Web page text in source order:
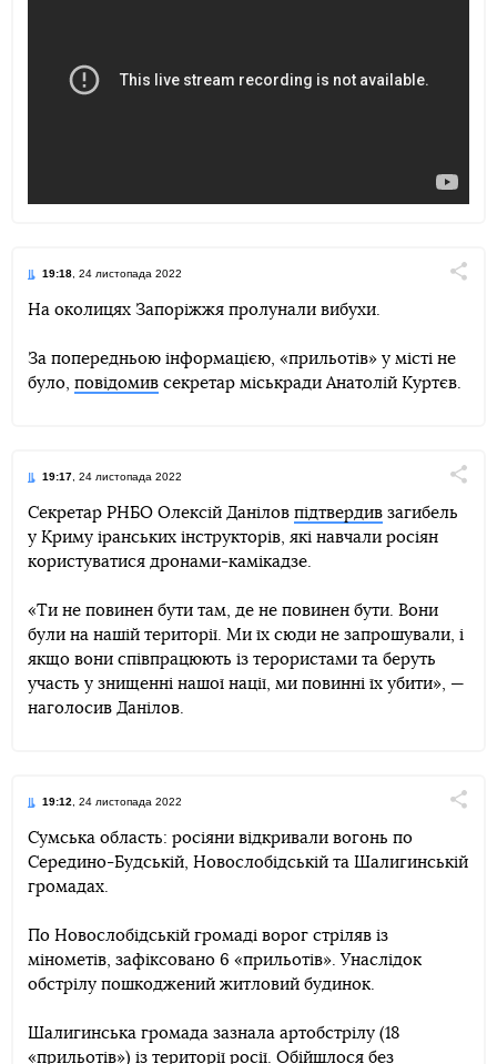
19:18 , 24 листопада 2022
На околицях Запоріжжя пролунали вибухи.
За попередньою інформацією, «прильотів» у місті не
було, повідомив секретар міськради Анатолій Куртєв.
19:17 , 24 листопада 2022
TelegramFacebookTwitter
Секретар РНБО Олексій Данілов підтвердив загибель
у Криму іранських інструкторів, які навчали росіян
користуватися дронами-камікадзе.
«Ти не повинен бути там, де не повинен бути. Вони
були на нашій території. Ми їх сюди не запрошували, і
якщо вони співпрацюють із терористами та беруть
участь у знищенні нашої нації, ми повинні їх убити», —
наголосив Данілов.
19:12 , 24 листопада 2022
TelegramFacebookTwitter
Сумська область: росіяни відкривали вогонь по
Середино-Будській, Новослобідській та Шалигинській
громадах.
По Новослобідській громаді ворог стріляв із
мінометів, зафіксовано 6 «прильотів». Унаслідок
обстрілу пошкоджений житловий будинок.
Шалигинська громада зазнала артобстрілу (18
«прильотів») із території росії. Обійшлося без